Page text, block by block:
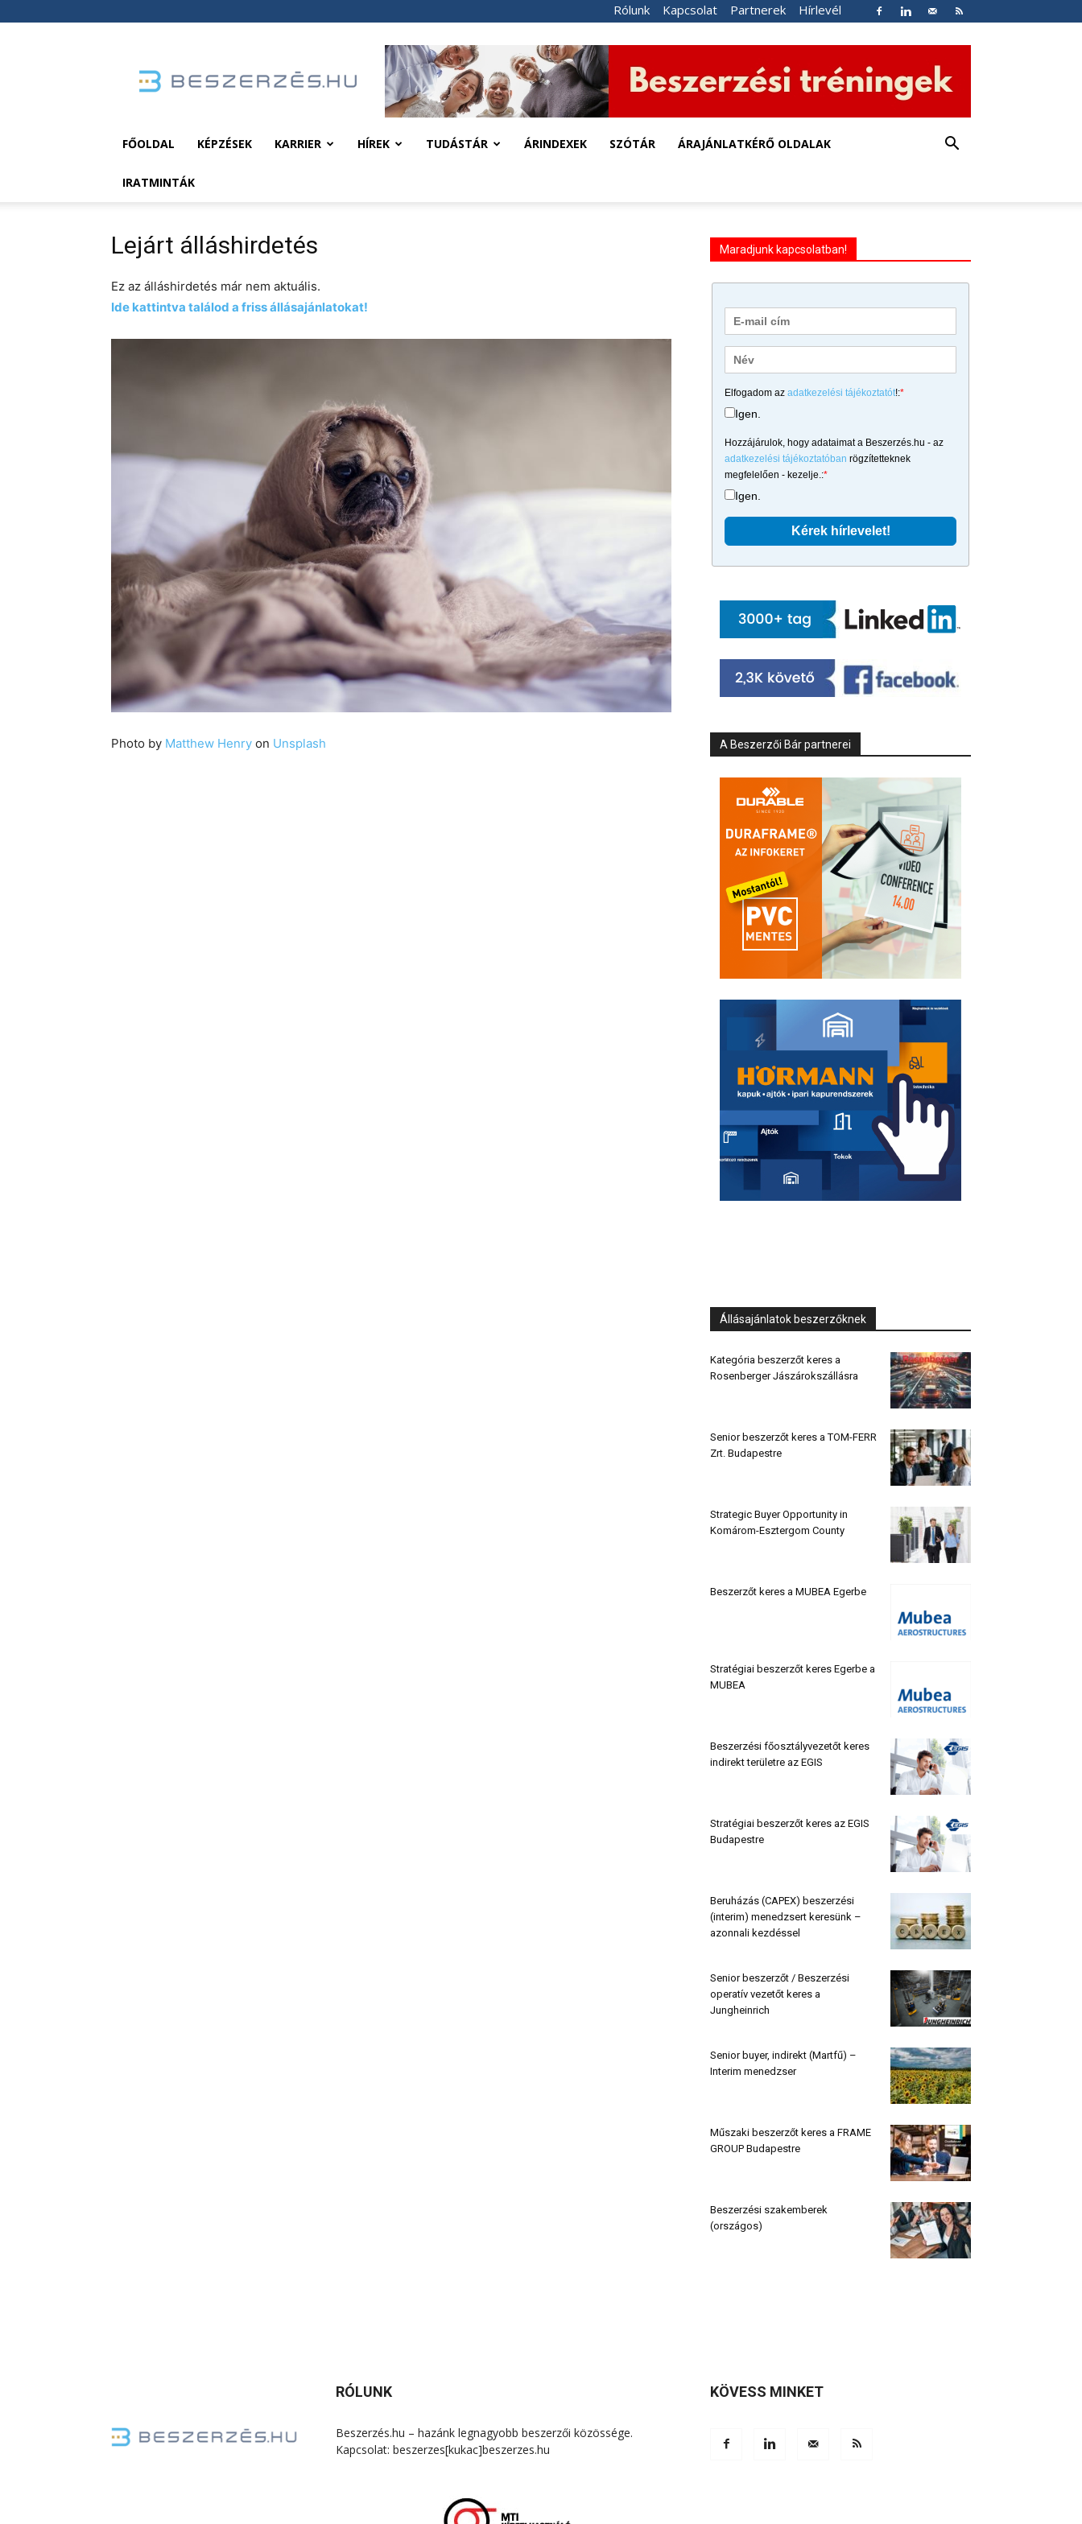
Rólunk Kapcsolat Partnerek Hírlevél
FŐOLDAL KÉPZÉSEK KARRIER HÍREK TUDÁSTÁR ÁRINDEXEK SZÓTÁR ÁRAJÁNLATKÉRŐ OLDALAK
IRATMINTÁK
Lejárt álláshirdetés
Ez az álláshirdetés már nem aktuális.
Ide kattintva találod a friss állásajánlatokat!
Photo by Matthew Henry on Unsplash
Maradjunk kapcsolatban!
Elfogadom az adatkezelési tájékoztatót!:*
Igen.
Hozzájárulok, hogy adataimat a Beszerzés.hu - az
adatkezelési tájékoztatóban rögzítetteknek
megfelelően - kezelje.:*
Igen.
A Beszerzői Bár partnerei
Állásajánlatok beszerzőknek
Kategória beszerzőt keres a
Rosenberger Jászárokszállásra
Senior beszerzőt keres a TOM-FERR
Zrt. Budapestre
Strategic Buyer Opportunity in
Komárom-Esztergom County
Beszerzőt keres a MUBEA Egerbe
Stratégiai beszerzőt keres Egerbe a
MUBEA
Beszerzési főosztályvezetőt keres
indirekt területre az EGIS
Stratégiai beszerzőt keres az EGIS
Budapestre
Beruházás (CAPEX) beszerzési
(interim) menedzsert keresünk –
azonnali kezdéssel
Senior beszerzőt / Beszerzési
operatív vezetőt keres a
Jungheinrich
Senior buyer, indirekt (Martfű) –
Interim menedzser
Műszaki beszerzőt keres a FRAME
GROUP Budapestre
Beszerzési szakemberek
(országos)
RÓLUNK
Beszerzés.hu – hazánk legnagyobb beszerzői közössége.
Kapcsolat: beszerzes[kukac]beszerzes.hu
KÖVESS MINKET